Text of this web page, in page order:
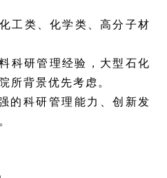
工类、化学类、高分子材
科研管理经验，大型石化
所背景优先考虑。
的科研管理能力、创新发